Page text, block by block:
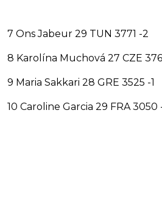
7 Ons Jabeur 29 TUN 3771 -2
8 Karolína Muchová 27 CZE
9 Maria Sakkari 28 GRE 3525 -1
10 Caroline Garcia 29 FRA 3050